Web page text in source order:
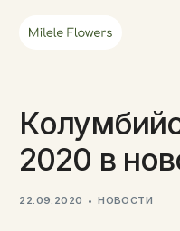
2020 в
22.09.2020 НОВОСТИ